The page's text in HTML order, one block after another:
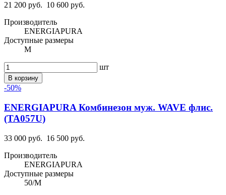
21 200 руб. 10 600 руб.
Производитель
ENERGIAPURA
Доступные размеры
M
шт
В корзину
-50%
ENERGIAPURA Комбинезон муж. WAVE флис.
(TA057U)
33 000 руб. 16 500 руб.
Производитель
ENERGIAPURA
Доступные размеры
50/M